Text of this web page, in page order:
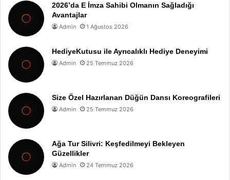
2026’da E İmza Sahibi Olmanın Sağladığı
Avantajlar
Admin 1 Ağustos 2026
HediyeKutusu ile Ayrıcalıklı Hediye Deneyimi
Admin 25 Temmuz 2026
Size Özel Hazırlanan Düğün Dansı Koreografileri
Admin 25 Temmuz 2026
Ağa Tur Silivri: Keşfedilmeyi Bekleyen
Güzellikler
Admin 24 Temmuz 2026